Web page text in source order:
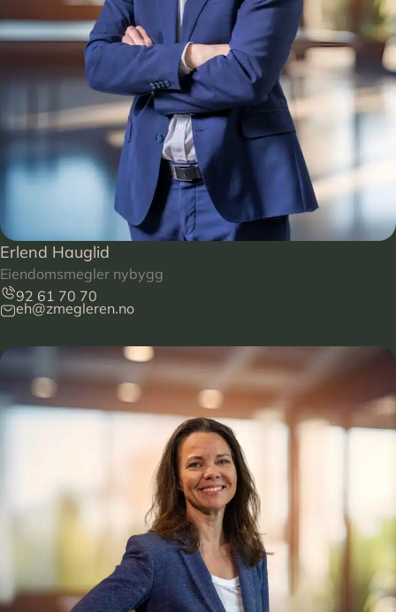
Erlend Hauglid
Eiendomsmegler nybygg
92 61 70 70
eh@zmegleren.no